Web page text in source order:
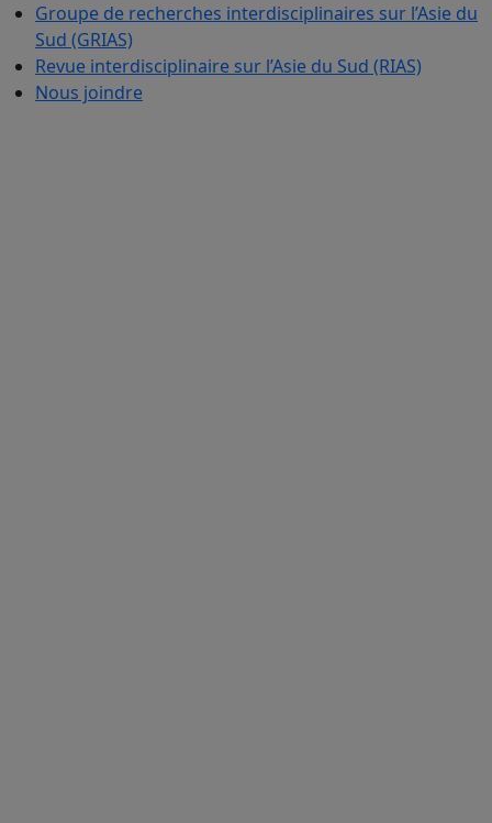
Groupe de recherches interdisciplinaires sur l’Asie du
Sud (GRIAS)
Revue interdisciplinaire sur l’Asie du Sud (RIAS)
Nous joindre